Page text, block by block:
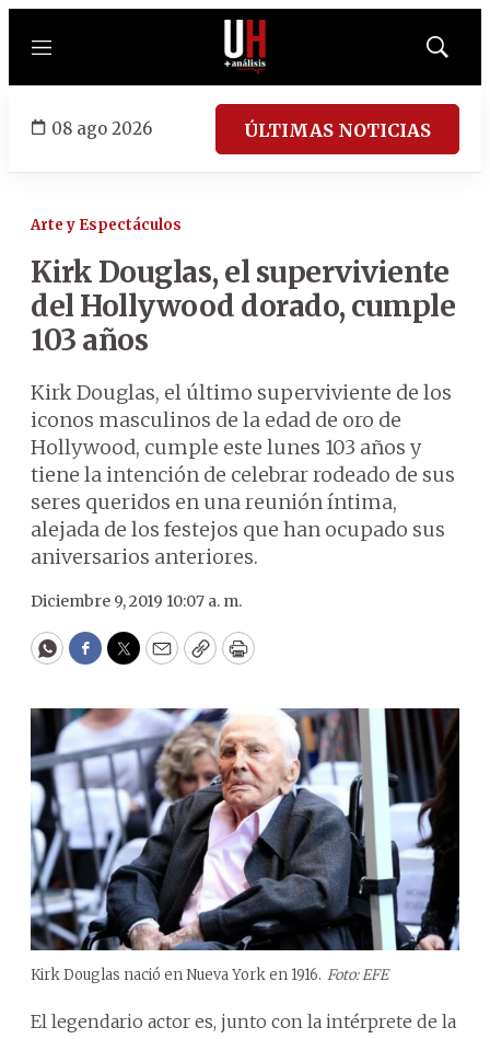
Menú
Mostrar
08 ago 2026 ÚLTIMAS NOTICIAS
Arte y Espectáculos
Kirk Douglas, el superviviente
del Hollywood dorado, cumple
103 años
Kirk Douglas, el último superviviente de los
iconos masculinos de la edad de oro de
Hollywood, cumple este lunes 103 años y
tiene la intención de celebrar rodeado de sus
seres queridos en una reunión íntima,
alejada de los festejos que han ocupado sus
aniversarios anteriores.
Diciembre 9, 2019 10:07 a. m.
WhatsApp
Facebook
Twitter
EmailCopyPrint
Kirk Douglas nació en Nueva York en 1916. Foto: EFE
El legendario actor es, junto con la intérprete de la